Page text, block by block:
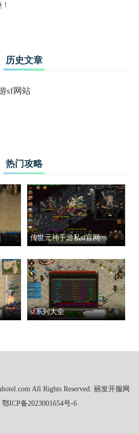
历史文章
sf网站
热门攻略
传世元神手游私sf官网
sf系列大全
All Rights Reserved. 丽发开服网
鄂ICP备2023001654号-6